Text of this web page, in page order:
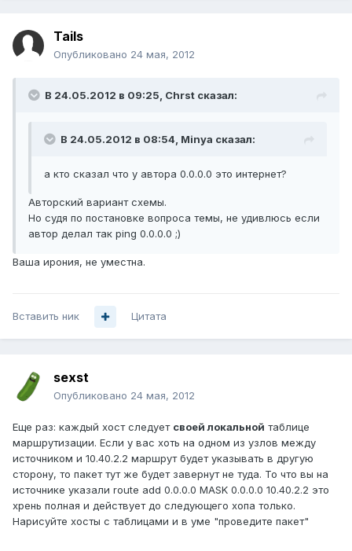
Tails
Опубликовано 24 мая, 2012
В 24.05.2012 в 09:25, Chrst сказал:
В 24.05.2012 в 08:54, Minya сказал:
а кто сказал что у автора 0.0.0.0 это интернет?
Авторский вариант схемы.
Но судя по постановке вопроса темы, не удивлюсь если
автор делал так ping 0.0.0.0 ;)
Ваша ирония, не уместна.
Вставить ник Цитата
sexst
Опубликовано 24 мая, 2012
Еще раз: каждый хост следует своей локальной таблице
маршрутизации. Если у вас хоть на одном из узлов между
источником и 10.40.2.2 маршрут будет указывать в другую
сторону, то пакет тут же будет завернут не туда. То что вы на
источнике указали route add 0.0.0.0 MASK 0.0.0.0 10.40.2.2 это
хрень полная и действует до следующего хопа только.
Нарисуйте хосты с таблицами и в уме "проведите пакет"